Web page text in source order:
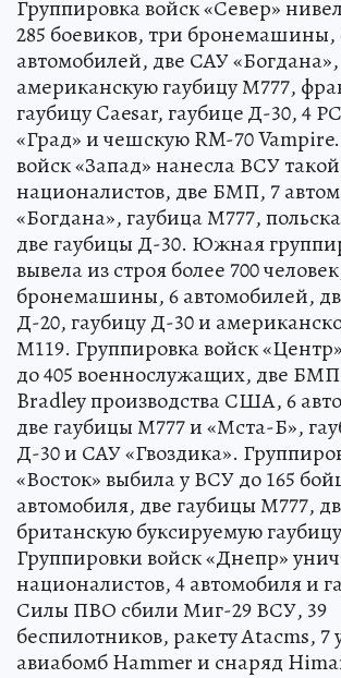
Группировка войск «Север»
285 боевиков, три бронемашины,
автомобилей, две САУ «Богдана»,
американскую гаубицу М777,
гаубицу Caesar, гаубицe Д-30, 4
«Град» и чешскую RM-70
войск «Запад» нанесла ВСУ
националистов, две БМП, 7
«Богдана», гаубица М777,
две гаубицы Д-30. Южная
вывела из строя более 700
бронемашины, 6 автомобилей,
Д-20, гаубицу Д-30 и
М119. Группировка войск
до 405 военнослужащих, две
Bradley производства США, 6
две гаубицы М777 и «Мста-Б»,
Д-30 и САУ «Гвоздика».
«Восток» выбила у ВСУ до 165
автомобиля, две гаубицы М777,
британскую буксируемую
Группировки войск «Днепр»
националистов, 4 автомобиля и
Силы ПВО сбили Миг-29 ВСУ, 39
беспилотников, ракету Atacms,
авиабомб Hammer и снаряд